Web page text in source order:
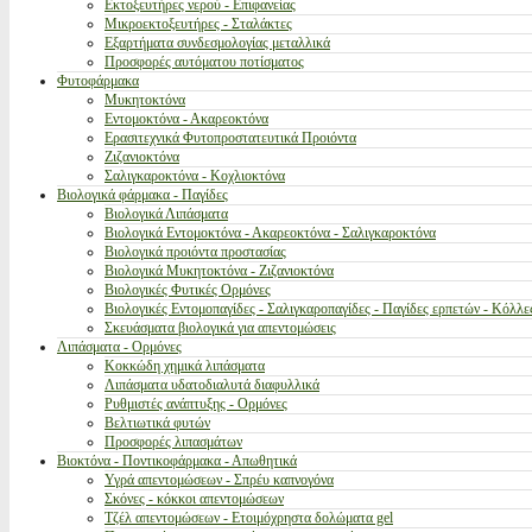
Εκτοξευτήρες νερού - Επιφανείας
Μικροεκτοξευτήρες - Σταλάκτες
Εξαρτήματα συνδεσμολογίας μεταλλικά
Προσφορές αυτόματου ποτίσματος
Φυτοφάρμακα
Μυκητοκτόνα
Εντομοκτόνα - Ακαρεοκτόνα
Ερασιτεχνικά Φυτοπροστατευτικά Προιόντα
Ζιζανιοκτόνα
Σαλιγκαροκτόνα - Κοχλιοκτόνα
Βιολογικά φάρμακα - Παγίδες
Βιολογικά Λιπάσματα
Βιολογικά Εντομοκτόνα - Ακαρεοκτόνα - Σαλιγκαροκτόνα
Βιολογικά προιόντα προστασίας
Βιολογικά Μυκητοκτόνα - Ζιζανιοκτόνα
Βιολογικές Φυτικές Ορμόνες
Βιολογικές Εντομοπαγίδες - Σαλιγκαροπαγίδες - Παγίδες ερπετών -
Σκευάσματα βιολογικά για απεντομώσεις
Λιπάσματα - Ορμόνες
Κοκκώδη χημικά λιπάσματα
Λιπάσματα υδατοδιαλυτά διαφυλλικά
Ρυθμιστές ανάπτυξης - Ορμόνες
Βελτιωτικά φυτών
Προσφορές λιπασμάτων
Βιοκτόνα - Ποντικοφάρμακα - Απωθητικά
Υγρά απεντομώσεων - Σπρέυ καπνογόνα
Σκόνες - κόκκοι απεντομώσεων
Τζέλ απεντομώσεων - Ετοιμόχρηστα δολώματα gel